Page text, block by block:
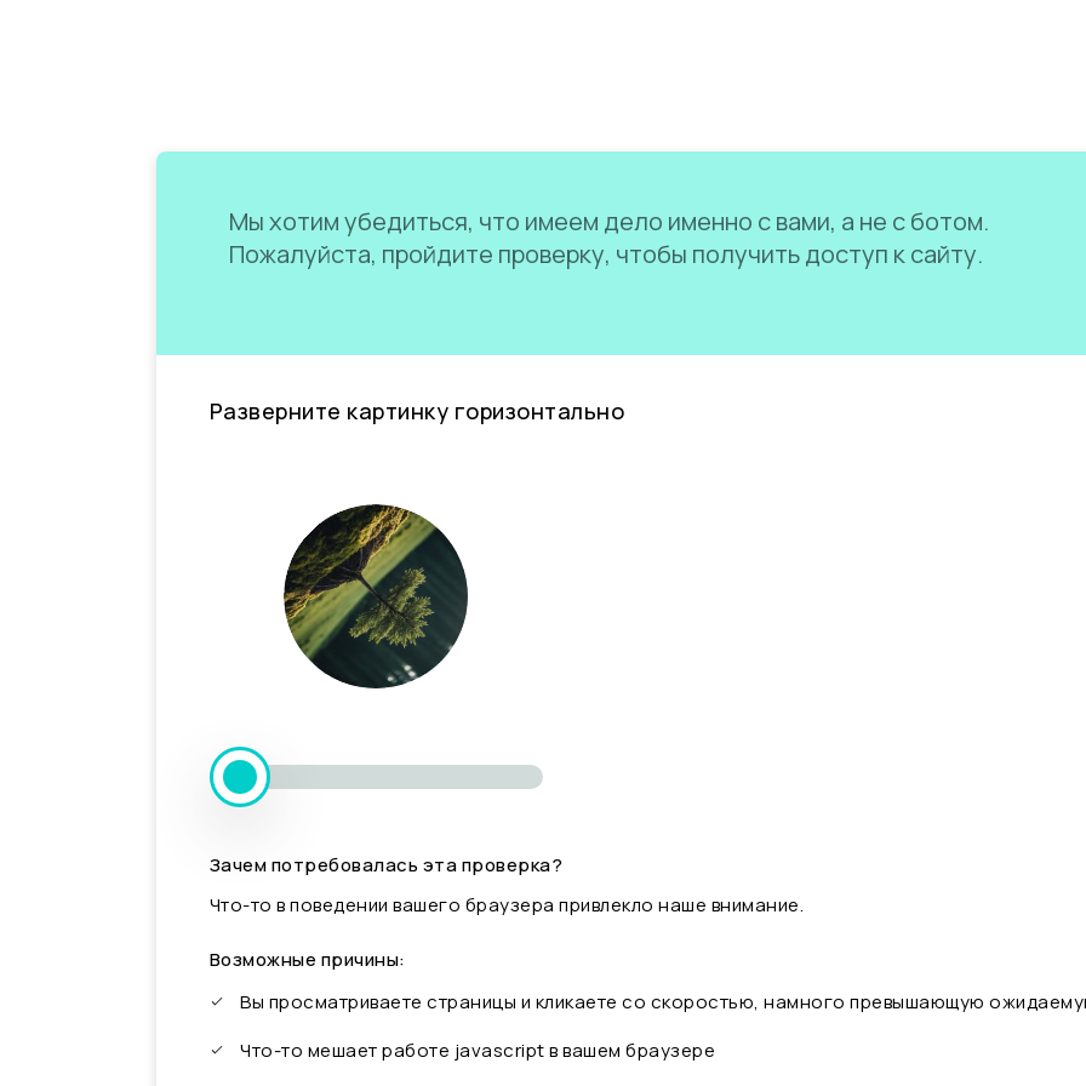
Мы хотим убедиться, что имеем дело именно с вами, а не с ботом.
Пожалуйста, пройдите проверку, чтобы получить доступ к сайту.
Разверните картинку горизонтально
Зачем потребовалась эта проверка?
Что-то в поведении вашего браузера привлекло наше внимание.
Возможные причины:
Вы просматриваете страницы и кликаете со скоростью, намного превышающую
Что-то мешает работе javascript в вашем браузере